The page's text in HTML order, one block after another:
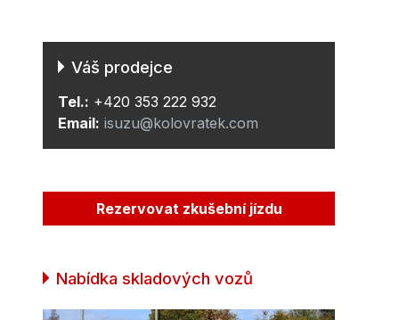
Váš prodejce
Tel.: +420 353 222 932
Email: isuzu@kolovratek.com
Rezervovat zkušební jízdu
Nabídka skladových vozů